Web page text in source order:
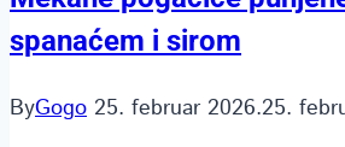
spanaćem i sirom
ByGogo 25. februar 2026.25.